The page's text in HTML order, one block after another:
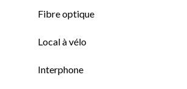
Fibre optique
Local à vélo
Interphone